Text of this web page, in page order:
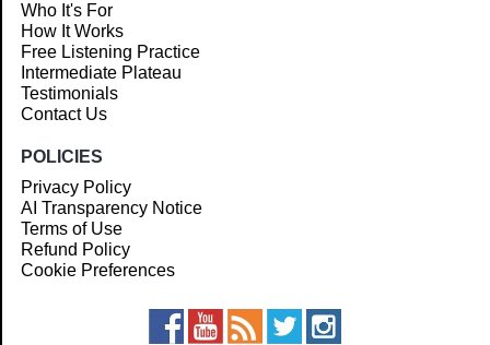
Who It's For
How It Works
Free Listening Practice
Intermediate Plateau
Testimonials
Contact Us
POLICIES
Privacy Policy
AI Transparency Notice
Terms of Use
Refund Policy
Cookie Preferences